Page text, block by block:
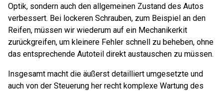
Optik, sondern auch den allgemeinen Zustand des Autos
verbessert. Bei lockeren Schrauben, zum Beispiel an den
Reifen, müssen wir wiederum auf ein Mechanikerkit
zurückgreifen, um kleinere Fehler schnell zu beheben, ohne
das entsprechende Autoteil direkt austauschen zu müssen.
Insgesamt macht die äußerst detailliert umgesetzte und
auch von der Steuerung her recht komplexe Wartung des